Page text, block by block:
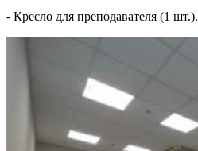
- Кресло для преподавателя (1 шт.).